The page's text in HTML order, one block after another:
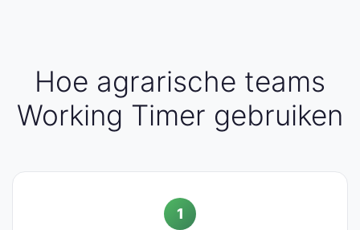
Hoe agrarische teams
Working Timer gebruiken
1